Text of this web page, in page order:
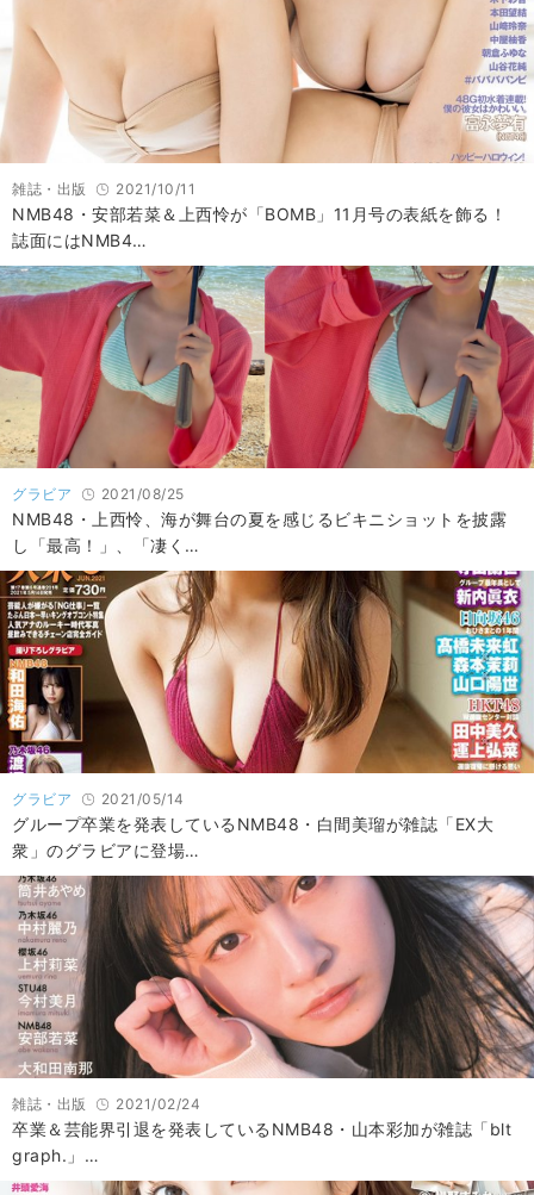
雑誌・出版 2021/10/11
NMB48・安部若菜＆上西怜が「BOMB」11月号の表紙を飾る！
誌面にはNMB4…
グラビア 2021/08/25
NMB48・上西怜、海が舞台の夏を感じるビキニショットを披露
し「最高！」、「凄く…
グラビア 2021/05/14
グループ卒業を発表しているNMB48・白間美瑠が雑誌「EX大
衆」のグラビアに登場…
雑誌・出版 2021/02/24
卒業＆芸能界引退を発表しているNMB48・山本彩加が雑誌「blt
graph.」…